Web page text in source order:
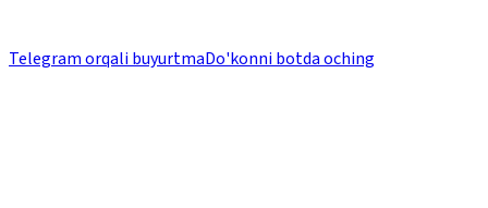
Telegram orqali buyurtmaDo'konni botda oching